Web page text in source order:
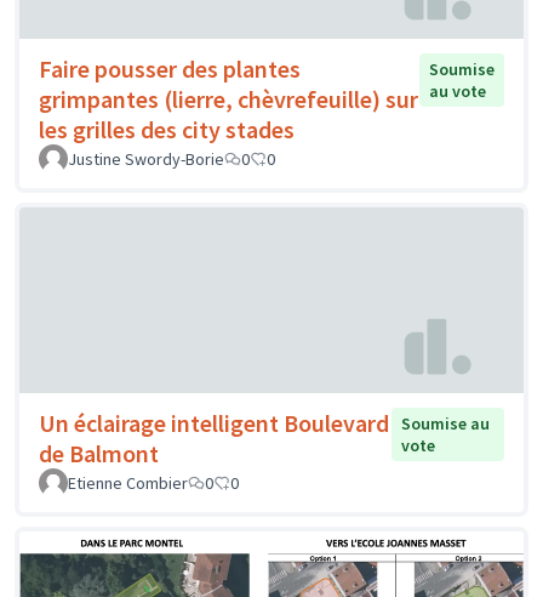
Faire pousser des plantes
grimpantes (lierre, chèvrefeuille) sur
les grilles des city stades
Soumise
au vote
Justine Swordy-Borie 0 0
Un éclairage intelligent Boulevard
de Balmont
Soumise au
vote
Etienne Combier
0 0